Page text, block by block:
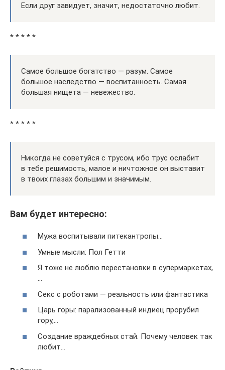
Если друг завидует, значит, недостаточно любит.
* * * * *
Самое большое богатство — разум. Самое
большое наследство — воспитанность. Самая
большая нищета — невежество.
* * * * *
Никогда не советуйся с трусом, ибо трус ослабит
в тебе решимость, малое и ничтожное он выставит
в твоих глазах большим и значимым.
Вам будет интересно:
Мужа воспитывали питекантропы…
Умные мысли: Пол Гетти
Я тоже не люблю перестановки в супермаркетах,
…
Секс с роботами — реальность или фантастика
Царь горы: парализованный индиец прорубил
гору,…
Создание враждебных стай. Почему человек так
любит…